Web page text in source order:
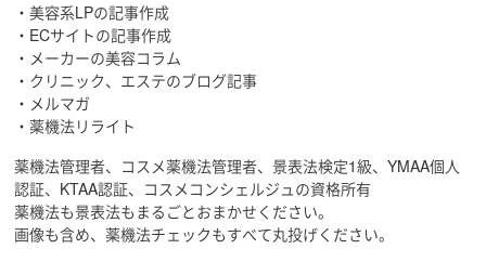
・美容系LPの記事作成
・ECサイトの記事作成
・メーカーの美容コラム
・クリニック、エステのブログ記事
・メルマガ
・薬機法リライト
薬機法管理者、コスメ薬機法管理者、景表法検定1級、YMAA個人
認証、KTAA認証、コスメコンシェルジュの資格所有
薬機法も景表法もまるごとおまかせください。
画像も含め、薬機法チェックもすべて丸投げください。